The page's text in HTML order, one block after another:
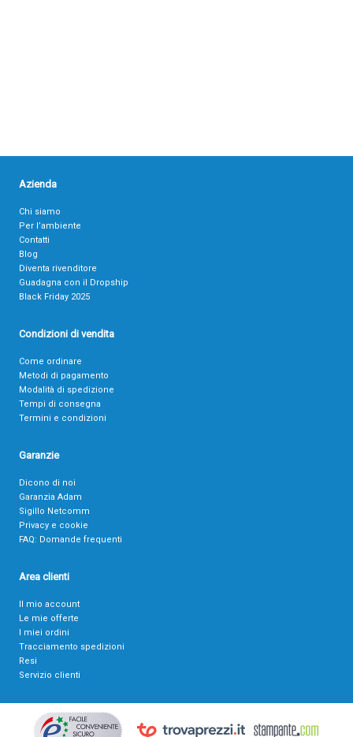
Azienda
Chi siamo
Per l’ambiente
Contatti
Blog
Diventa rivenditore
Guadagna con il Dropship
Black Friday 2025
Condizioni di vendita
Come ordinare
Metodi di pagamento
Modalità di spedizione
Tempi di consegna
Termini e condizioni
Garanzie
Dicono di noi
Garanzia Adam
Sigillo Netcomm
Privacy e cookie
FAQ: Domande frequenti
Area clienti
Il mio account
Le mie offerte
I miei ordini
Tracciamento spedizioni
Resi
Servizio clienti